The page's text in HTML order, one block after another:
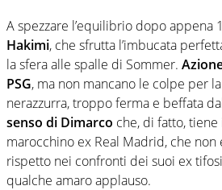
A spezzare l’equilibrio dopo appena
Hakimi, che sfrutta l’imbucata
la sfera alle spalle di Sommer.
PSG, ma non mancano le colpe per
nerazzurra, troppo ferma e beffata
senso di Dimarco che, di fatto,
marocchino ex Real Madrid, che non
rispetto nei confronti dei suoi ex
qualche amaro applauso.